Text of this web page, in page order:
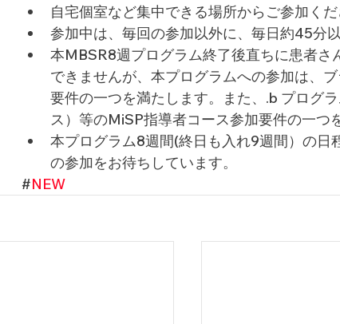
自宅個室など集中できる場所からご参加くだ
参加中は、毎回の参加以外に、毎日約45分
本MBSR8週プログラム終了後直ちに患者
できませんが、本プログラムへの参加は、
要件の一つを満たします。また、.b プログ
ス）等のMiSP指導者コース​参加要件の一つ
本プログラム8週間(終日も入れ9週間）の
の参加をお待ちしています。
#NEW